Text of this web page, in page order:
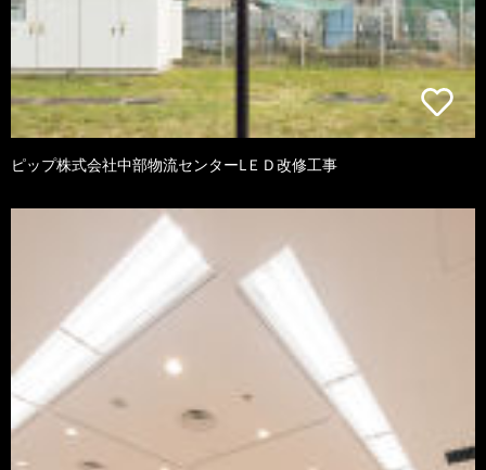
ピップ株式会社中部物流センターLＥＤ改修工事